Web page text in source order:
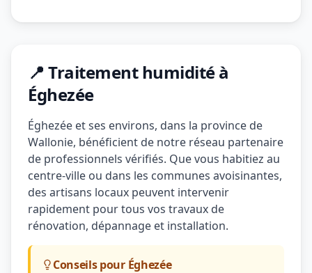
📍 Traitement humidité à
Éghezée
Éghezée et ses environs, dans la province de
Wallonie, bénéficient de notre réseau partenaire
de professionnels vérifiés. Que vous habitiez au
centre-ville ou dans les communes avoisinantes,
des artisans locaux peuvent intervenir
rapidement pour tous vos travaux de
rénovation, dépannage et installation.
Conseils pour Éghezée